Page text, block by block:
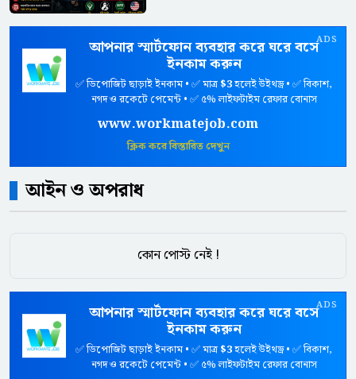
ADS
আপনার স্মার্টফোন ব্যবহার করে ঘরে বসে
ইনকাম করুন
✅ ডিপোজিট ছাড়াই ইনকাম • ✅ মাত্র$3হলেই উইথড্র • ✅ বিকাশ,
নগদ ও রকেটে পেমেন্ট • ✅ ৫% লাইফটাইম রেফার বোনাস
www.workmatejob.com
ক্লিক করে বিস্তারিত দেখুন
আইন ও অপরাধ
কোন পোস্ট নেই !
ADS
আপনার স্মার্টফোন ব্যবহার করে ঘরে বসে
ইনকাম করুন
✅ ডিপোজিট ছাড়াই ইনকাম • ✅ মাত্র$3হলেই উইথড্র • ✅ বিকাশ,
নগদ ও রকেটে পেমেন্ট • ✅ ৫% লাইফটাইম রেফার বোনাস